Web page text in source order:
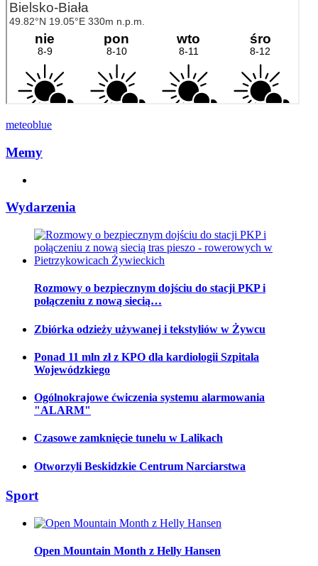
meteoblue
Memy
Wydarzenia
Rozmowy o bezpiecznym dojściu do stacji PKP i
połączeniu z nową siecią…
Zbiórka odzieży używanej i tekstyliów w Żywcu
Ponad 11 mln zł z KPO dla kardiologii Szpitala
Wojewódzkiego
Ogólnokrajowe ćwiczenia systemu alarmowania
"ALARM"
Czasowe zamknięcie tunelu w Lalikach
Otworzyli Beskidzkie Centrum Narciarstwa
Sport
Open Mountain Month z Helly Hansen